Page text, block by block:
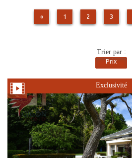
« 1 2 3
Trier par :
Prix
Exclusivité